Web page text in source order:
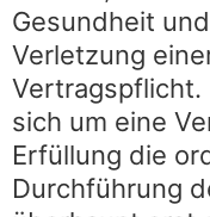
Gesundheit
Verletzung
Vertragspflicht.
sich um eine
Erfüllung die
Durchführung